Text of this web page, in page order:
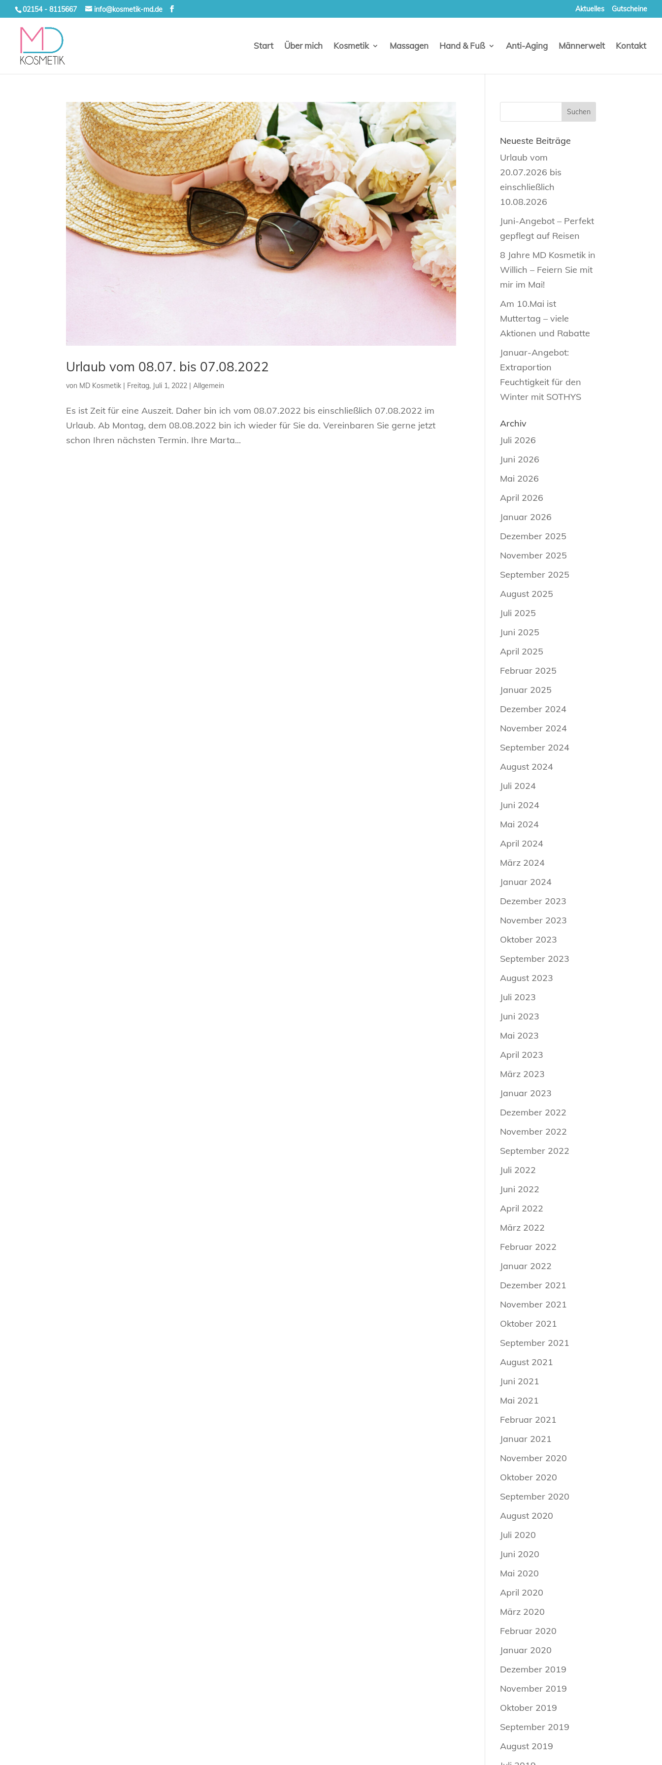
02154 - 8115667 info@kosmetik-md.de Aktuelles Gutscheine
Start Über mich Kosmetik Massagen Hand & Fuß Anti-Aging Männerwelt Kontakt
Urlaub vom 08.07. bis 07.08.2022
von MD Kosmetik | Freitag, Juli 1, 2022 |Allgemein
Es ist Zeit für eine Auszeit. Daher bin ich vom 08.07.2022 bis einschließlich 07.08.2022 im
Urlaub. Ab Montag, dem 08.08.2022 bin ich wieder für Sie da. Vereinbaren Sie gerne jetzt
schon Ihren nächsten Termin. Ihre Marta...
Neueste Beiträge
Urlaub vom
20.07.2026 bis
einschließlich
10.08.2026
Juni-Angebot – Perfekt
gepflegt auf Reisen
8 Jahre MD Kosmetik in
Willich – Feiern Sie mit
mir im Mai!
Am 10.Mai ist
Muttertag – viele
Aktionen und Rabatte
Januar-Angebot:
Extraportion
Feuchtigkeit für den
Winter mit SOTHYS
Archiv
Juli 2026
Juni 2026
Mai 2026
April 2026
Januar 2026
Dezember 2025
November 2025
September 2025
August 2025
Juli 2025
Juni 2025
April 2025
Februar 2025
Januar 2025
Dezember 2024
November 2024
September 2024
August 2024
Juli 2024
Juni 2024
Mai 2024
April 2024
März 2024
Januar 2024
Dezember 2023
November 2023
Oktober 2023
September 2023
August 2023
Juli 2023
Juni 2023
Mai 2023
April 2023
März 2023
Januar 2023
Dezember 2022
November 2022
September 2022
Juli 2022
Juni 2022
April 2022
März 2022
Februar 2022
Januar 2022
Dezember 2021
November 2021
Oktober 2021
September 2021
August 2021
Juni 2021
Mai 2021
Februar 2021
Januar 2021
November 2020
Oktober 2020
September 2020
August 2020
Juli 2020
Juni 2020
Mai 2020
April 2020
März 2020
Februar 2020
Januar 2020
Dezember 2019
November 2019
Oktober 2019
September 2019
August 2019